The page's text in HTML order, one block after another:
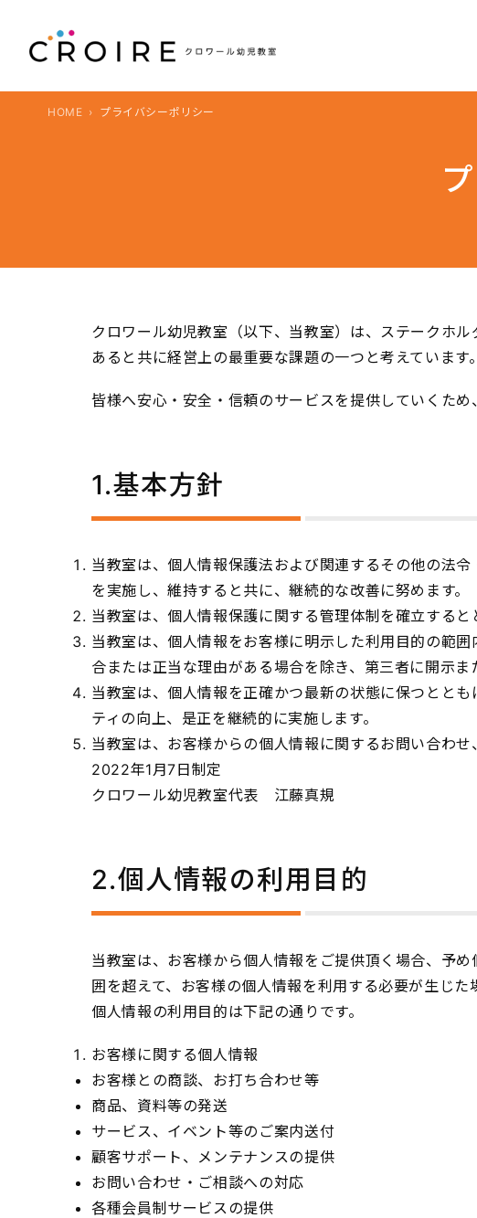
ス
HOME プライバシーポリシー
クロワール幼児教室（以下、当教室）は、ステークホ
あると共に経営上の最重要な課題の一つと考えています。
皆様へ安心・安全・信頼のサービスを提供していくた
1.基本方針
当教室は、個人情報保護法および関連するその他の法
を実施し、維持すると共に、継続的な改善に努めます。
当教室は、個人情報保護に関する管理体制を確立する
当教室は、個人情報をお客様に明示した利用目的の範
合または正当な理由がある場合を除き、第三者に開示ま
当教室は、個人情報を正確かつ最新の状態に保つとと
ティの向上、是正を継続的に実施します。
当教室は、お客様からの個人情報に関するお問い合わ
2022年1月7日制定
クロワール幼児教室代表 江藤真規
2.個人情報の利用目的
当教室は、お客様から個人情報をご提供頂く場合、予
囲を超えて、お客様の個人情報を利用する必要が生じ
個人情報の利用目的は下記の通りです。
お客様に関する個人情報
お客様との商談、お打ち合わせ等
商品、資料等の発送
サービス、イベント等のご案内送付
顧客サポート、メンテナンスの提供
お問い合わせ・ご相談への対応
各種会員制サービスの提供